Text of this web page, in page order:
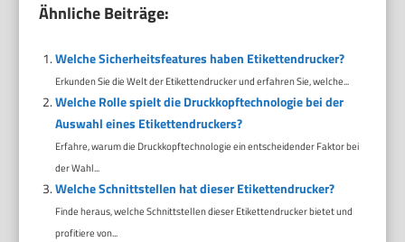
Ähnliche Beiträge:
Welche Sicherheitsfeatures haben Etikettendrucker?
Erkunden Sie die Welt der Etikettendrucker und erfahren Sie, welche...
Welche Rolle spielt die Druckkopftechnologie bei der
Auswahl eines Etikettendruckers?
Erfahre, warum die Druckkopftechnologie ein entscheidender Faktor bei
der Wahl...
Welche Schnittstellen hat dieser Etikettendrucker?
Finde heraus, welche Schnittstellen dieser Etikettendrucker bietet und
profitiere von...